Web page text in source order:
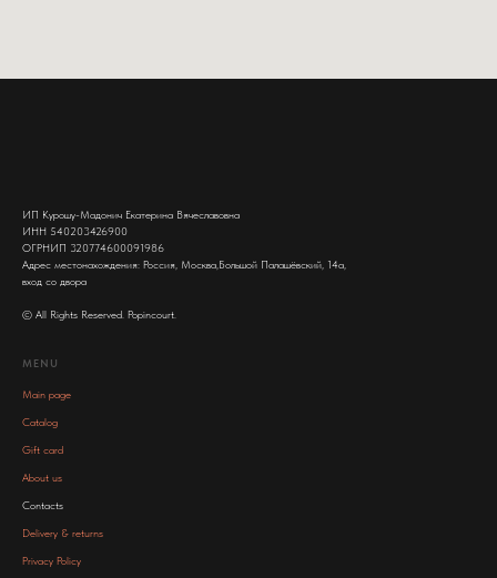
ИП Курошу-Мадонич Екатерина Вячеславовна
ИНН 540203426900
ОГРНИП 320774600091986
Адрес местонахождения: Россия, Москва,Большой Палашёвский, 14а,
вход со двора
© All Rights Reserved. Popincourt.
MENU
Main page
Catalog
Gift card
About us
Contacts
Delivery & returns
Privacy Policy